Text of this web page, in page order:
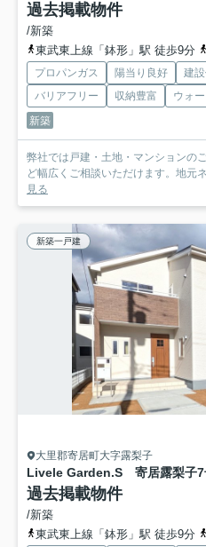
過去掲載物件
/新築
東武東上線「鉢形」駅 徒歩9分
プロパンガス 陽当り良好
建
バリアフリー
収納豊富
ウォ
新築
弊社では戸建・土地・マンションの
ど幅広くご相談いただけます。地元
見る
新築一戸建
大里郡寄居町大字露梨子
Livele Garden.S 寄居露梨子
過去掲載物件
/新築
東武東上線「鉢形」駅 徒歩9分